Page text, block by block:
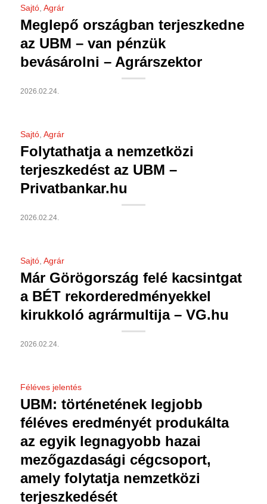
Sajtó, Agrár
Meglepő országban terjeszkedne
az UBM – van pénzük
bevásárolni – Agrárszektor
2026.02.24.
Sajtó, Agrár
Folytathatja a nemzetközi
terjeszkedést az UBM –
Privatbankar.hu
2026.02.24.
Sajtó, Agrár
Már Görögország felé kacsintgat
a BÉT rekorderedményekkel
kirukkoló agrármultija – VG.hu
2026.02.24.
Féléves jelentés
UBM: történetének legjobb
féléves eredményét produkálta
az egyik legnagyobb hazai
mezőgazdasági cégcsoport,
amely folytatja nemzetközi
terjeszkedését